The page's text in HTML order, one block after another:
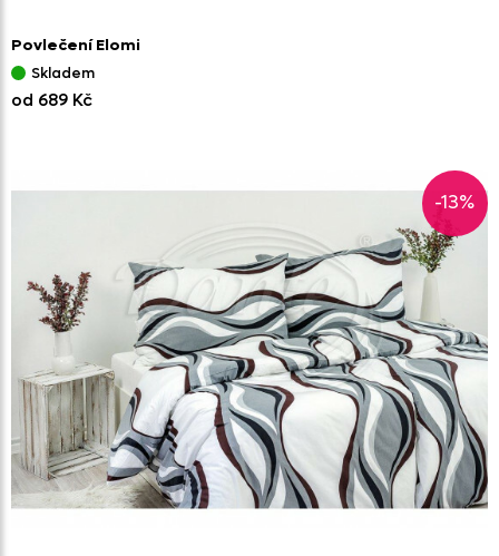
Povlečení Elomi
Skladem
od 689 Kč
-13%